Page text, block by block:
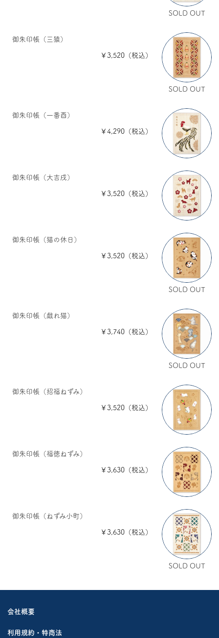
SOLD OUT
SOLD OUT
御朱印帳（三猿）
￥3,520（税込）
御朱印帳（一番酉）
￥4,290（税込）
御朱印帳（大吉戌）
￥3,520（税込）
SOLD OUT
御朱印帳（猫の休日）
￥3,520（税込）
SOLD OUT
御朱印帳（戯れ猫）
￥3,740（税込）
御朱印帳（招福ねずみ）
￥3,520（税込）
御朱印帳（福徳ねずみ）
￥3,630（税込）
SOLD OUT
御朱印帳（ねずみ小町）
￥3,630（税込）
会社概要
利用規約・特商法